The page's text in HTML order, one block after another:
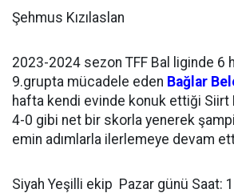
Şehmus Kızılaslan
2023-2024 sezon TFF Bal liginde 6
9.grupta mücadele eden Bağlar
hafta kendi evinde konuk ettiği Siirt
4-0 gibi net bir skorla yenerek
emin adımlarla ilerlemeye devam
Siyah Yeşilli ekip Pazar günü Saat: